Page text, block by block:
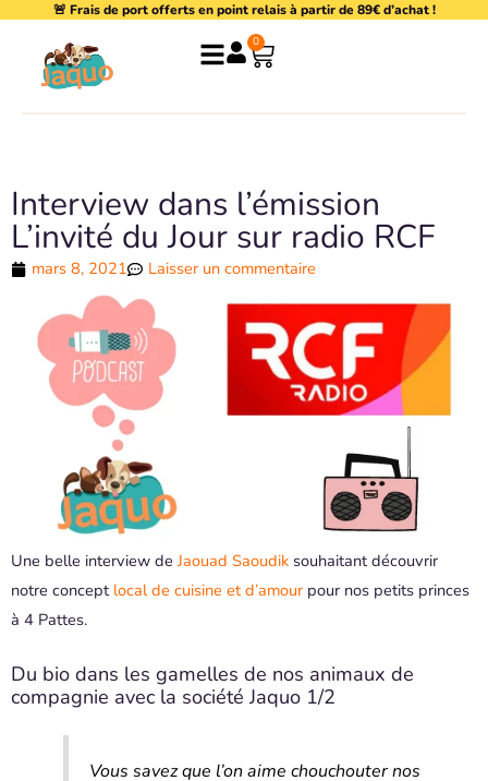
contenu
🚨 Frais de port offerts en point relais à partir de 89€ d’achat !
0
Panier
Interview dans l’émission
L’invité du Jour sur radio RCF
mars 8, 2021 Laisser un commentaire
Une belle interview de Jaouad Saoudik souhaitant découvrir
notre concept local de cuisine et d’amour pour nos petits princes
à 4 Pattes.
Du bio dans les gamelles de nos animaux de
compagnie avec la société Jaquo 1/2
Vous savez que l’on aime chouchouter nos